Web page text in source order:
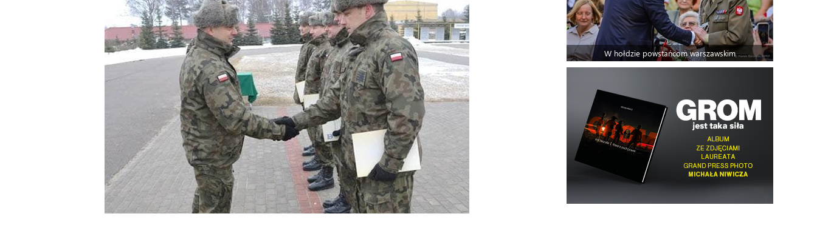
W hołdzie powstańcom warszawskim